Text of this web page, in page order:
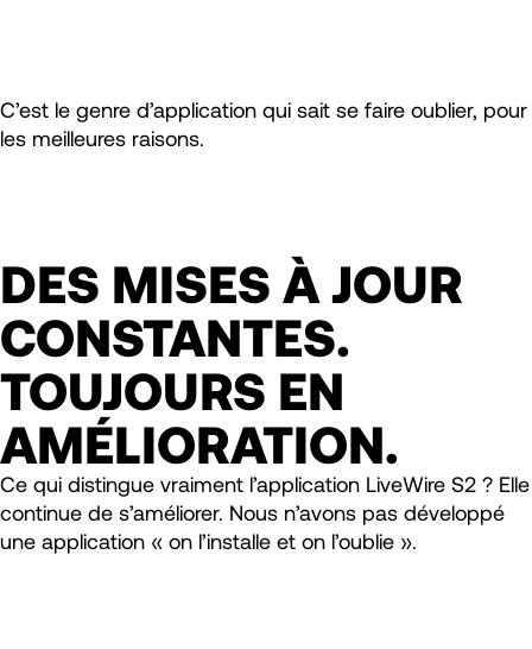
C’est le genre d’application qui sait se faire oublier, pour
les meilleures raisons.
DES MISES À JOUR
CONSTANTES.
TOUJOURS EN
AMÉLIORATION.
Ce qui distingue vraiment l’application LiveWire S2 ? Elle
continue de s’améliorer. Nous n’avons pas développé
une application « on l’installe et on l’oublie ».